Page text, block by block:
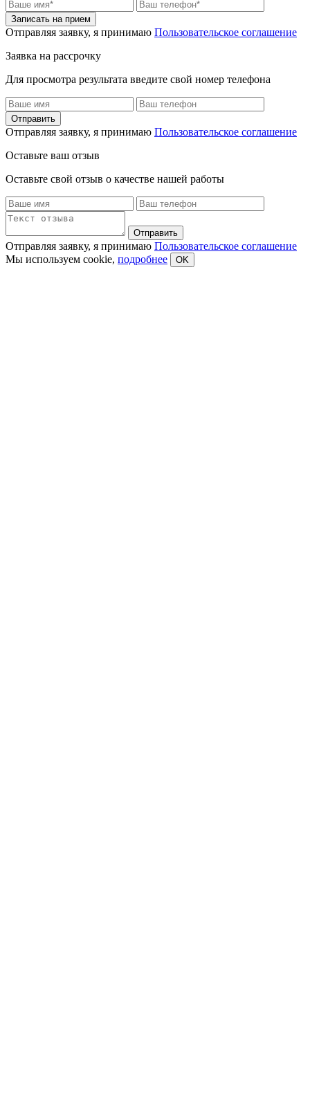
Отправляя заявку, я принимаю Пользовательское соглашение
Заявка на рассрочку
Для просмотра результата введите свой номер телефона
Отправляя заявку, я принимаю Пользовательское соглашение
Оставьте ваш отзыв
Оставьте свой отзыв о качестве нашей работы
Отправляя заявку, я принимаю Пользовательское соглашение
Мы используем cookie, подробнее OK